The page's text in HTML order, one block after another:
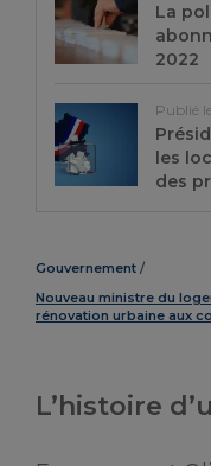
Gouvernement
Nouveau ministre du
rénovation urbaine aux
L’histoire
La
2022
Publié
les
des